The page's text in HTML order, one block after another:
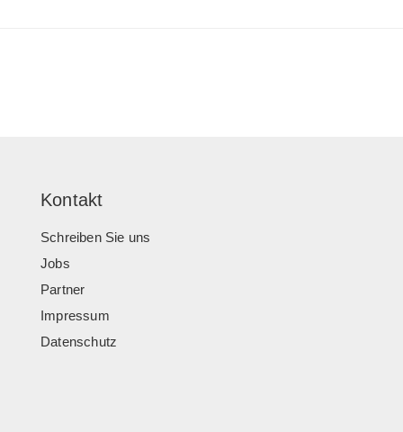
Kontakt
Schreiben Sie uns
Jobs
Partner
Impressum
Datenschutz